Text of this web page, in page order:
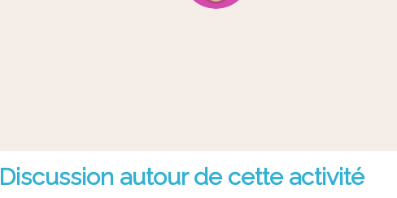
Discussion autour de cette activité